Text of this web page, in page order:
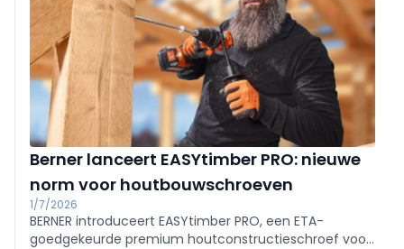
CAMPO en HOGENT.
Berner lanceert EASYtimber PRO: nieuwe
norm voor houtbouwschroeven
1/7/2026
BERNER introduceert EASYtimber PRO, een ETA-
goedgekeurde premium houtconstructieschroef voor